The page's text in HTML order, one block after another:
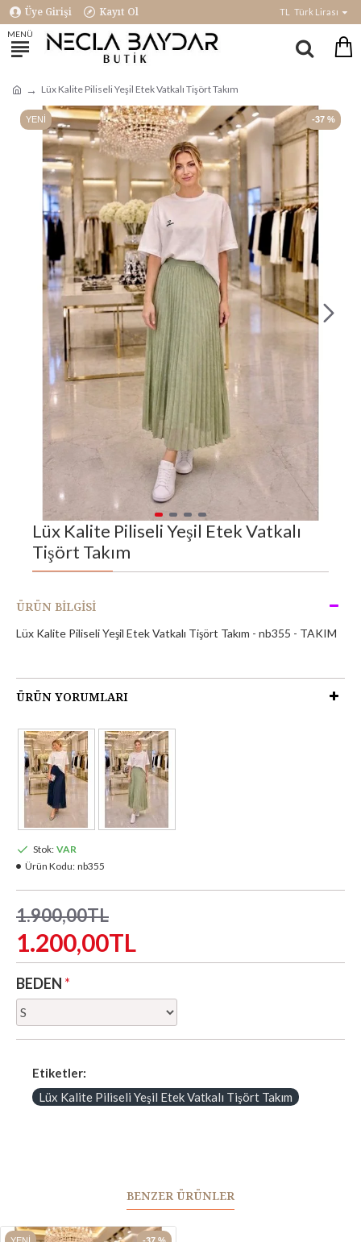
Üye Girişi Kayıt Ol TL Türk Lirası
Lüx Kalite Piliseli Yeşil Etek Vatkalı Tişört Takım
YENI -37 %
Lüx Kalite Piliseli Yeşil Etek Vatkalı
Tişört Takım
ÜRÜN BILGISI
Lüx Kalite Piliseli Yeşil Etek Vatkalı Tişört Takım - nb355 - TAKIM
ÜRÜN YORUMLARI
1.200,00TL
1.900,00TL
Stok: VAR
Ürün Kodu: nb355
BEDEN
Etiketler:
Lüx Kalite Piliseli Yeşil Etek Vatkalı Tişört Takım
BENZER ÜRÜNLER